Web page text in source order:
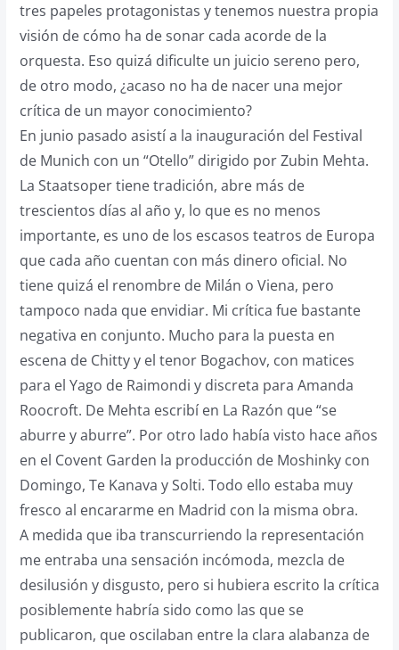
tres papeles protagonistas y tenemos nuestra propia
visión de cómo ha de sonar cada acorde de la
orquesta. Eso quizá dificulte un juicio sereno pero,
de otro modo, ¿acaso no ha de nacer una mejor
crítica de un mayor conocimiento?
En junio pasado asistí a la inauguración del Festival
de Munich con un “Otello” dirigido por Zubin Mehta.
La Staatsoper tiene tradición, abre más de
trescientos días al año y, lo que es no menos
importante, es uno de los escasos teatros de Europa
que cada año cuentan con más dinero oficial. No
tiene quizá el renombre de Milán o Viena, pero
tampoco nada que envidiar. Mi crítica fue bastante
negativa en conjunto. Mucho para la puesta en
escena de Chitty y el tenor Bogachov, con matices
para el Yago de Raimondi y discreta para Amanda
Roocroft. De Mehta escribí en La Razón que “se
aburre y aburre”. Por otro lado había visto hace años
en el Covent Garden la producción de Moshinky con
Domingo, Te Kanava y Solti. Todo ello estaba muy
fresco al encararme en Madrid con la misma obra.
A medida que iba transcurriendo la representación
me entraba una sensación incómoda, mezcla de
desilusión y disgusto, pero si hubiera escrito la crítica
posiblemente habría sido como las que se
publicaron, que oscilaban entre la clara alabanza de